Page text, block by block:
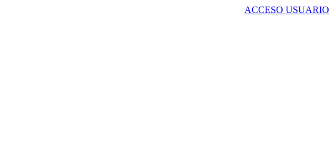
ACCESO USUARIO